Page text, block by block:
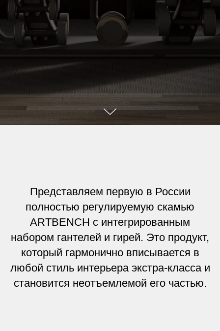
Представляем первую в России
полностью регулируемую скамью
ARTBENCH с интегрированным
набором гантелей и гирей. Это продукт,
который гармонично вписывается в
любой стиль интерьера экстра-класса и
становится неотъемлемой его частью.